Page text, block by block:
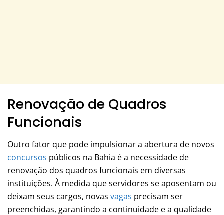
Renovação de Quadros
Funcionais
Outro fator que pode impulsionar a abertura de novos
concursos públicos na Bahia é a necessidade de
renovação dos quadros funcionais em diversas
instituições. À medida que servidores se aposentam ou
deixam seus cargos, novas vagas precisam ser
preenchidas, garantindo a continuidade e a qualidade